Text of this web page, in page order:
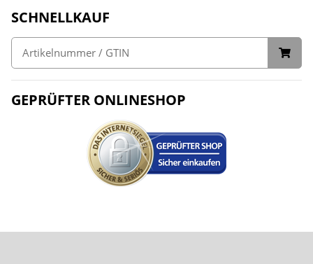
SCHNELLKAUF
GEPRÜFTER ONLINESHOP